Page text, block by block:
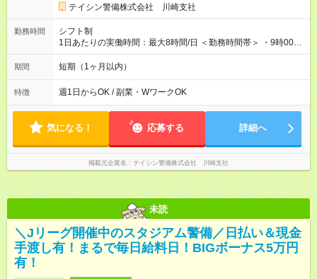
て、下記報奨金を支給♪ ■紹介者：最大10万円 ■入社者：最大5万
円 ■入社者（即戦力）：最大7万円 【試用期間】試用期間あり 試
用期間の長さ：2ヶ月 雇用形態、給与は本採用時と同じです。
テイシン警備株式会社 川崎支社
勤務時間
シフト制
1日あたりの実働時間：最大8時間/日 ＜勤務時間帯＞ ・9時00分
～18時00分 ・20時00分～05時00分 ◎週1日から勤務可能で、1
週間ごとの自己申告制シフトを採用。短期勤務や副業としての
イフスタイルに合わせた働き方ができます。有給休暇も積極的
に取得可能です！
期間 短期（1ヶ月以内）
特徴 週1日からOK / 副業・WワークOK
気になる！ 応募する 詳細へ
掲載元企業名 テイシン警備株式会社 川崎支社
未読
＼Jリーグ開催中のスタジアム警備／日払い＆現金
手渡し有！まるで毎日給料日！BIGボーナス5万円
有！